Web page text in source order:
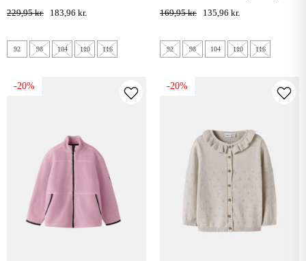
cardigan - peyote melange
229,95 kr. 183,96 kr.
92 98 104 110 116
gilded beige
169,95 kr. 135,96 kr.
92 98 104 110 116
-20% -20%